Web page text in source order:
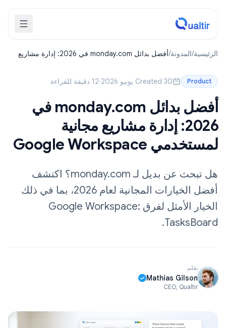
الرئيسية/المدونة/
أفضل بدائل monday.com في 2026: إدارة مشاريع
Product Created 30 يونيو 2026 ·12 دقيقة للقراءة
أفضل بدائل monday.com في
2026: إدارة مشاريع مجانية
لمستخدمي Google Workspace
هل تبحث عن بديل لـ monday.com؟ اكتشف
أفضل الخيارات المجانية لعام 2026، بما في ذلك
الخيار الأمثل لفرق Google Workspace:
TasksBoard.
بقلم
Mathias Gilson
CEO, Qualtir